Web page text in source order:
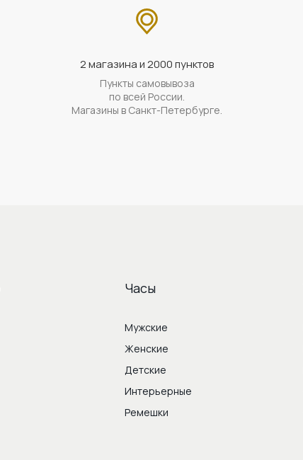
2 магазина и 2000 пунктов
Пункты самовывоза
по всей России.
Магазины в Санкт-Петербурге.
Часы
Мужские
Женские
Детские
Интерьерные
Ремешки